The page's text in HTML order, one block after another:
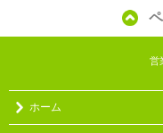
営
ホーム